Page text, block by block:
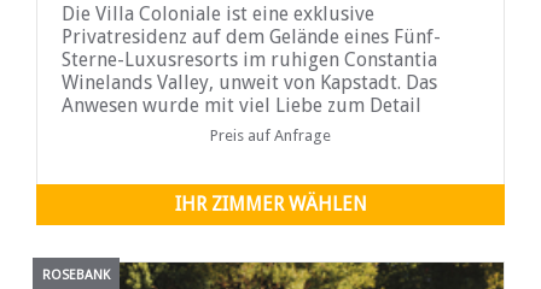
Die Villa Coloniale ist eine exklusive
Privatresidenz auf dem Gelände eines Fünf-
Sterne-Luxusresorts im ruhigen Constantia
Winelands Valley, unweit von Kapstadt. Das
Anwesen wurde mit viel Liebe zum Detail
gestaltet und bietet großzügige Innenräume
sowie einen atemberaubenden Bergblick für
Preis auf Anfrage
IHR ZIMMER WÄHLEN
ROSEBANK